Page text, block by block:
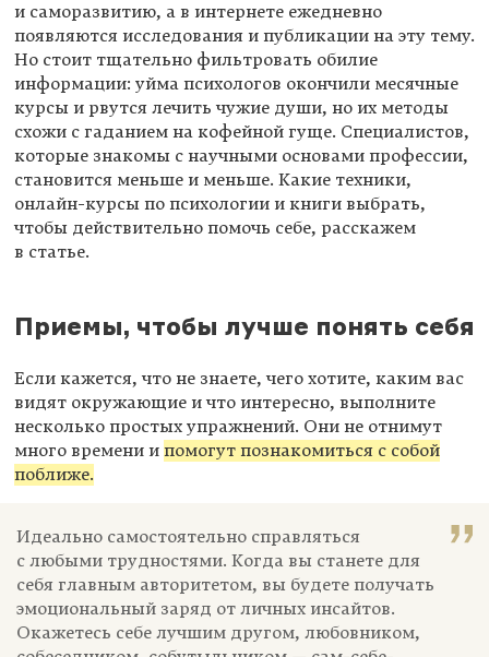
и саморазвитию, а в интернете ежедневно
появляются исследования и публикации на эту тему.
Но стоит тщательно фильтровать обилие
информации: уйма психологов окончили месячные
курсы и рвутся лечить чужие души, но их методы
схожи с гаданием на кофейной гуще. Специалистов,
которые знакомы с научными основами профессии,
становится меньше и меньше. Какие техники,
онлайн-курсы по психологии и книги выбрать,
чтобы действительно помочь себе, расскажем
в статье.
Приемы, чтобы лучше понять себя
Если кажется, что не знаете, чего хотите, каким вас
видят окружающие и что интересно, выполните
несколько простых упражнений. Они не отнимут
много времени и помогут познакомиться с собой
поближе.
Идеально самостоятельно справляться
с любыми трудностями. Когда вы станете для
себя главным авторитетом, вы будете получать
эмоциональный заряд от личных инсайтов.
Окажетесь себе лучшим другом, любовником,